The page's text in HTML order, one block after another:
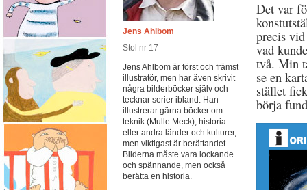
Jens Ahlbom
Stol nr 17
Jens Ahlbom är först och främst
illustratör, men har även skrivit
några bilderböcker själv och
tecknar serier ibland. Han
illustrerar gärna böcker om
teknik (Mulle Meck), historia
eller andra länder och kulturer,
men viktigast är berättandet.
Bilderna måste vara lockande
och spännande, men också
berätta en historia.
Det var
precis
vad
två. Min
se en
stället
börja